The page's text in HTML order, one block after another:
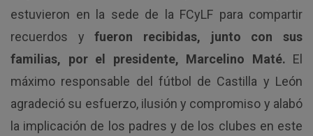
estuvieron en la sede de la FCyLF para compartir
recuerdos yfueron recibidas, junto con sus
familias, por el presidente, Marcelino Maté. El
máximo responsable del fútbol de Castilla y León
agradeció su esfuerzo, ilusión y compromiso y alabó
la implicación de los padres y de los clubes en este